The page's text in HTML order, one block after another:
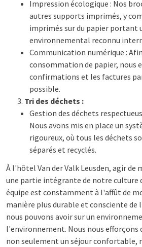
Impression écologique : Nos
autres supports imprimés, y
imprimés sur du papier portant
environnemental reconnu
Communication numérique :
consommation de papier, nous
confirmations et les factures
possible.
Tri des déchets :
Gestion des déchets
Nous avons mis en place un
rigoureux, où tous les déchets
séparés et recyclés.
À l'hôtel Van der Valk Leusden, agir de
une partie intégrante de notre culture
équipe est constamment à l'affût de
manière plus durable et consciente
nous pouvons avoir sur un
l'environnement. Nous nous efforçons
non seulement un séjour confortable,